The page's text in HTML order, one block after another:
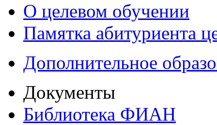
О целевом обучении
Памятка абитуриента
Дополнительное
Документы
Библиотека ФИАН